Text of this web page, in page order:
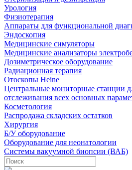
Урология
Физиотерапия
Аппараты для функциональной
Эндоскопия
Медицинские симуляторы
Медицинские анализаторы
Дозиметрическое оборудование
Радиационная терапия
Отоскопы Heine
Центральные мониторные станции
отслеживания всех основных
Косметология
Распродажа складских остатков
Хирургия
Б/У оборудование
Оборудование для неонатологии
Системы вакуумной биопсии (ВАБ)